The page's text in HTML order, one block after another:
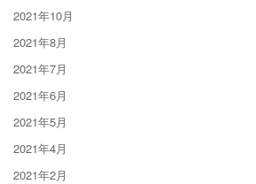
2021年10月
2021年8月
2021年7月
2021年6月
2021年5月
2021年4月
2021年2月